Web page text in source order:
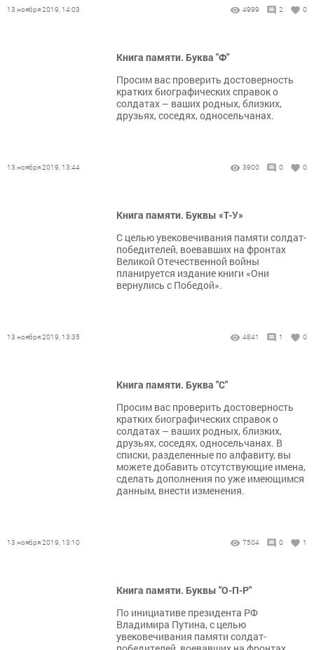
13 ноября 2019, 14:03 4999 2 0
Книга памяти. Буква "Ф"
Просим вас проверить достоверность
кратких биографических справок о
солдатах – ваших родных, близких,
друзьях, соседях, односельчанах.
13 ноября 2019, 13:44 3900 0 0
Книга памяти. Буквы «Т-У»
С целью увековечивания памяти солдат-
победителей, воевавших на фронтах
Великой Отечественной войны
планируется издание книги «Они
вернулись с Победой».
13 ноября 2019, 13:35 4841 1 0
Книга памяти. Буква "С"
Просим вас проверить достоверность
кратких биографических справок о
солдатах – ваших родных, близких,
друзьях, соседях, односельчанах. В
списки, разделенные по алфавиту, вы
можете добавить отсутствующие имена,
сделать дополнения по уже имеющимся
данным, внести изменения.
13 ноября 2019, 13:10 7504 0 1
Книга памяти. Буквы "О-П-Р"
По инициативе президента РФ
Владимира Путина, с целью
увековечивания памяти солдат-